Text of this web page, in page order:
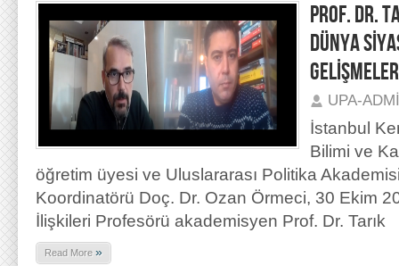
PROF. DR.
DÜNYA
GELİŞMELER
UPA-
İstanbul
Bilimi ve
öğretim üyesi ve Uluslararası Politika
Koordinatörü Doç. Dr. Ozan Örmeci, 30 Ekim
İlişkileri Profesörü akademisyen Prof. Dr. Tarık
Read More »